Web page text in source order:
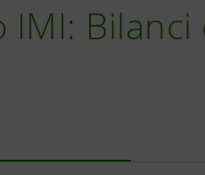
Bilanci